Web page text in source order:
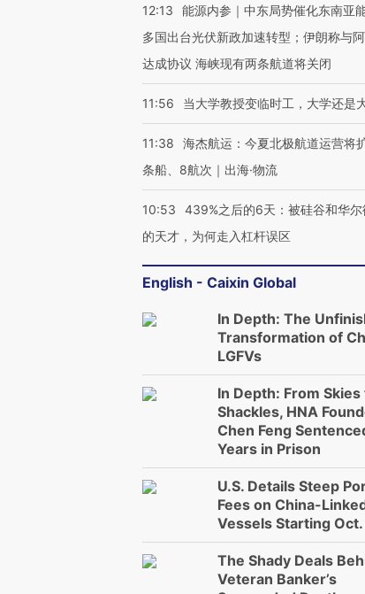
12:13
能源内参｜中东局势催化东南亚
多国出台光伏新政加速转型；伊朗称与
达成协议 海峡现有两条航道将关闭
11:56 当大学教授变临时工，大学还是
11:38
海杰航运：今夏北极航道运营将
条船、8航次｜出海·物流
10:53
439%之后的6天：被硅谷和华尔
的天才，为何走入杠杆误区
English - Caixin Global
In Depth: The
Transformation of
LGFVs
In Depth: From Skies
Shackles, HNA
Chen Feng
Years in Prison
U.S. Details Steep
Fees on China-
Vessels Starting Oct.
The Shady Deals
Veteran Banker’s